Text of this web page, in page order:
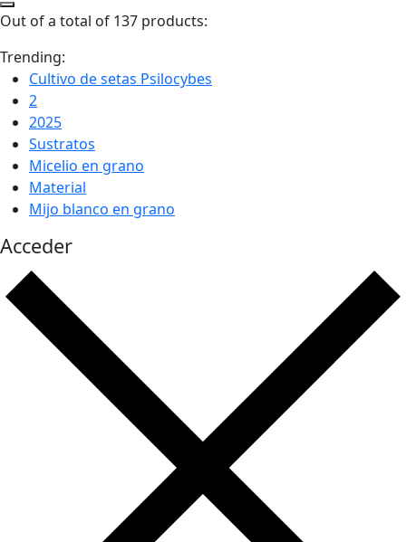
Out of a total of 137 products:
Trending:
Cultivo de setas Psilocybes
2
2025
Sustratos
Micelio en grano
Material
Mijo blanco en grano
Acceder